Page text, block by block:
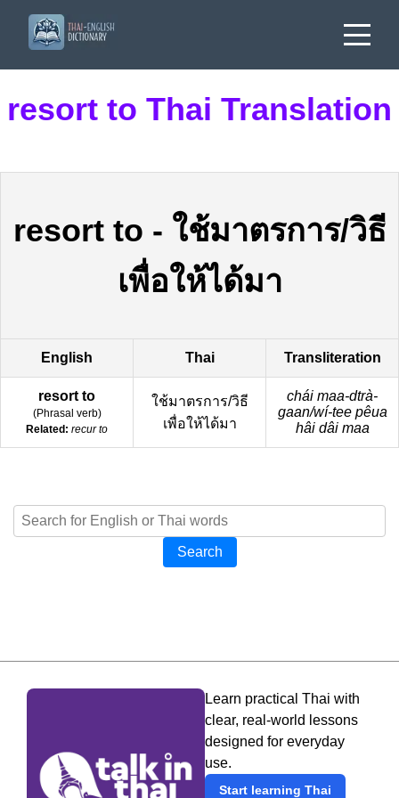
resort to Thai Translation
resort to - ใช้มาตรการ/วิธี
เพื่อให้ได้มา
English Thai Transliteration
resort to
(Phrasal verb)
Related: recur to
ใช้มาตรการ/วิธี
เพื่อให้ได้มา
chái maa-dtrà-
gaan/wí-tee pêua
hâi dâi maa
Search
Learn practical Thai with
clear, real-world lessons
designed for everyday
use.
Start learning Thai